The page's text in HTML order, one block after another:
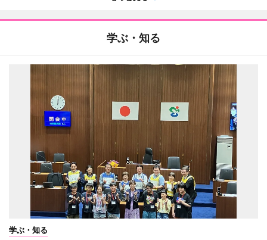
学ぶ・知る
学ぶ・知る